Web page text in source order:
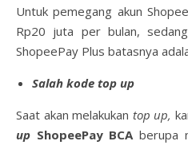
Untuk pemegang akun
Rp20 juta per bulan,
ShopeePay Plus batasnya
Salah kode top up
Saat akan melakukan top up,
up ShopeePay BCAberupa